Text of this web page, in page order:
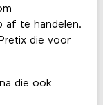
af te handelen.
die voor
die ook